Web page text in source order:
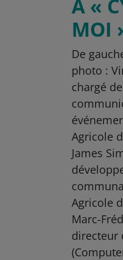
À «
MOI
De
photo :
chargé de
Agricole
James
Agricole
Marc-
directeur